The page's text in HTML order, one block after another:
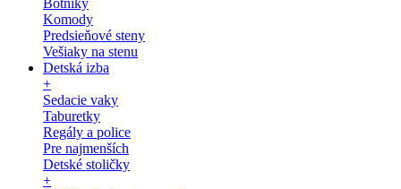
Botníky
Komody
Predsieňové steny
Vešiaky na stenu
Detská izba
+
Sedacie vaky
Taburetky
Regály a police
Pre najmenších
Detské stoličky
+